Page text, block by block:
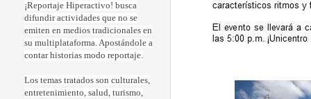
¡Reportaje Hiperactivo! busca
difundir actividades que no se
emiten en medios tradicionales en
su multiplataforma. Apostándole a
contar historias modo reportaje.
Los temas tratados son culturales,
entretenimiento, salud, turismo,